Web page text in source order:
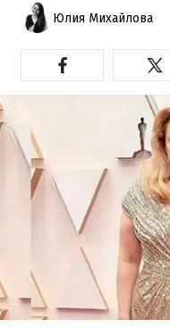
Юлия Михайлова